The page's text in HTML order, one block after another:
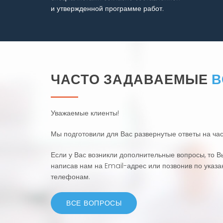
и утвержденной программе работ.
ЧАСТО ЗАДАВАЕМЫЕ
Уважаемые клиенты!
Мы подготовили для Вас развернутые ответы на
Если у Вас возникли дополнительные вопросы, то
написав нам на Email-адрес или позвонив по
телефонам.
ВСЕ ВОПРОСЫ